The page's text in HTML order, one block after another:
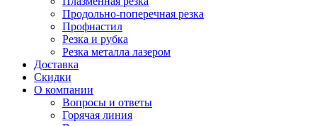
Продольно-поперечная резка
Профнастил
Резка и рубка
Резка металла лазером
Доставка
Скидки
О компании
Вопросы и ответы
Горячая линия